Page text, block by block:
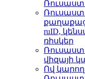
ruID,
ռիսկեր
վիզայի
Ով կարող